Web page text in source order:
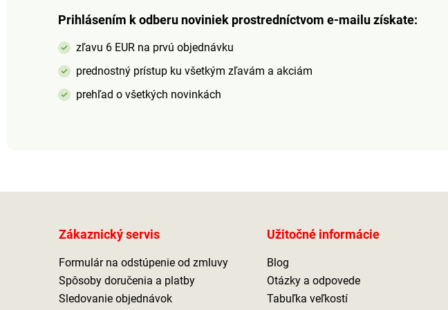
kúpeľne alebo písací stôl
Odolná proti oderu a
rozbitiu Antibakteriálny a
zdravotne nezávadný
materiál
Prihlásením k odberu noviniek prostredníctvom e-mailu získate:
zľavu 6 EUR na prvú objednávku
prednostný prístup ku všetkým zľavám a akciám
prehľad o všetkých novinkách
Zákaznický servis
Formulár na odstúpenie od zmluvy
Spôsoby doručenia a platby
Sledovanie objednávok
Užitočné informácie
Blog
Otázky a odpovede
Tabuľka veľkostí